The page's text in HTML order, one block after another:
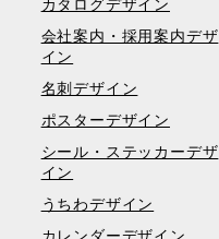
カタログデザイン
会社案内・採用案内デザ
イン
名刺デザイン
ポスターデザイン
シール・ステッカーデザ
イン
うちわデザイン